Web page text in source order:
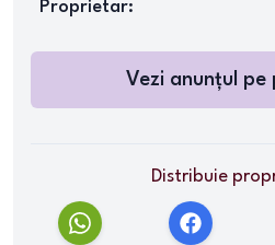
Proprietar:
Vezi anunțul pe
Distribuie